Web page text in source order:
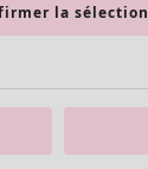
la sélection